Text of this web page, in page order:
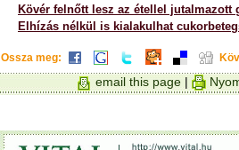
Kövér felnőtt lesz az étellel jutalmazott
Elhízás nélkül is kialakulhat
Ossza meg:
email this page |